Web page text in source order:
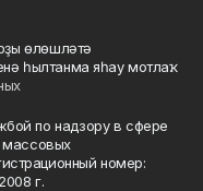
өлөшләтә
һылтанма яһау мотлаҡ.
по надзору в сфере
массовых
номер:
г.